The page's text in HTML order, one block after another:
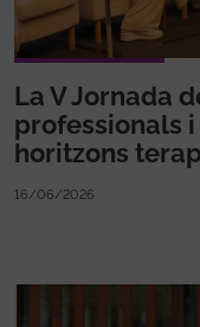
La V Jornada
professionals
horitzons
16/06/2026